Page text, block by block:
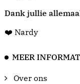
Dank jullie
❤️ Nardy
MEER
Over ons